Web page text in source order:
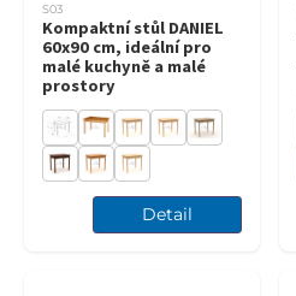
S03
Kompaktní stůl DANIEL
60x90 cm, ideální pro
malé kuchyně a malé
prostory
Detail